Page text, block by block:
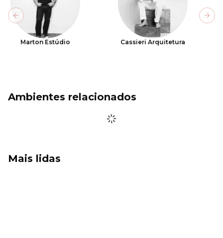
Marton Estúdio Cassieri Arquitetura
Previous slide
Ambientes relacionados
Mais lidas